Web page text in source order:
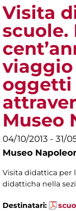
Visita
scuole.
oggetti
Museo
04/10/2013 - 31/
Museo
Visita didattica per
didatticha nella
Destinatari: